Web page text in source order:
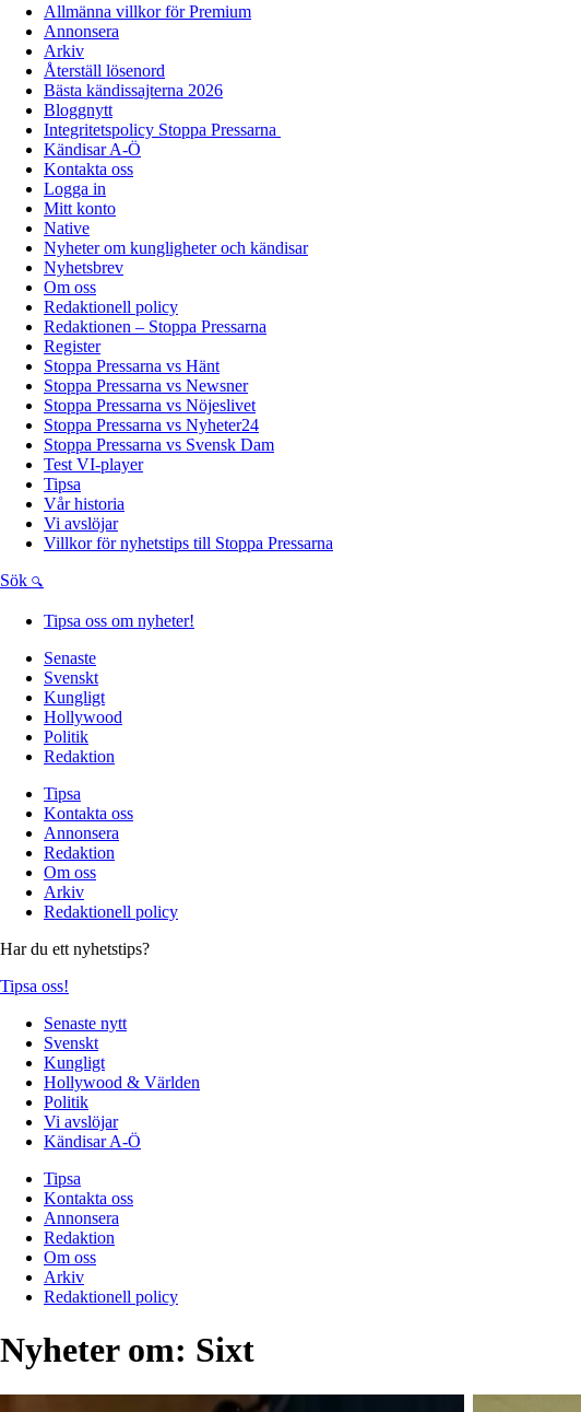
Allmänna villkor för Premium
Annonsera
Arkiv
Återställ lösenord
Bästa kändissajterna 2026
Bloggnytt
Integritetspolicy Stoppa Pressarna
Kändisar A-Ö
Kontakta oss
Logga in
Mitt konto
Native
Nyheter om kungligheter och kändisar
Nyhetsbrev
Om oss
Redaktionell policy
Redaktionen – Stoppa Pressarna
Register
Stoppa Pressarna vs Hänt
Stoppa Pressarna vs Newsner
Stoppa Pressarna vs Nöjeslivet
Stoppa Pressarna vs Nyheter24
Stoppa Pressarna vs Svensk Dam
Test VI-player
Tipsa
Vår historia
Vi avslöjar
Villkor för nyhetstips till Stoppa Pressarna
Sök
Tipsa oss om nyheter!
Senaste
Svenskt
Kungligt
Hollywood
Politik
Redaktion
Tipsa
Kontakta oss
Annonsera
Redaktion
Om oss
Arkiv
Redaktionell policy
Har du ett nyhetstips?
Tipsa oss!
Senaste nytt
Svenskt
Kungligt
Hollywood & Världen
Politik
Vi avslöjar
Kändisar A-Ö
Tipsa
Kontakta oss
Annonsera
Redaktion
Om oss
Arkiv
Redaktionell policy
Nyheter om: Sixt